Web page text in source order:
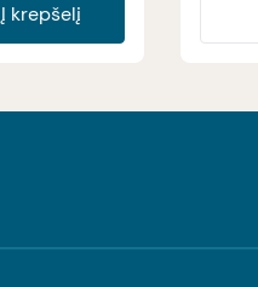
Į krepšelį